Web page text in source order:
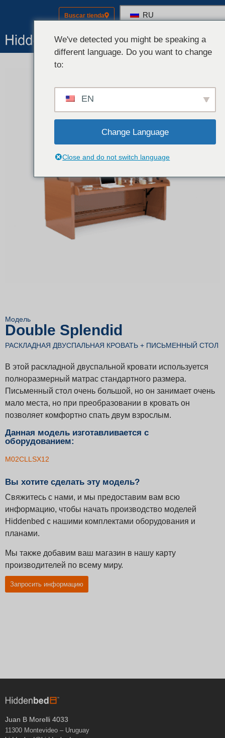
Buscar tienda RU
Модель
Double Splendid
РАСКЛАДНАЯ ДВУСПАЛЬНАЯ КРОВАТЬ + ПИСЬМЕННЫЙ СТОЛ
В этой раскладной двуспальной кровати используется
полноразмерный матрас стандартного размера.
Письменный стол очень большой, но он занимает очень
мало места, но при преобразовании в кровать он
позволяет комфортно спать двум взрослым.
Данная модель изготавливается с
оборудованием:
M02CLLSX12
Вы хотите сделать эту модель?
Свяжитесь с нами, и мы предоставим вам всю
информацию, чтобы начать производство моделей
Hiddenbed с нашими комплектами оборудования и
планами.
Мы также добавим ваш магазин в нашу карту
производителей по всему миру.
Запросить информацию
Juan B Morelli 4033
11300 Montevideo – Uruguay
We've detected you might be speaking a
different language. Do you want to change
to:
EN
Change Language
Close and do not switch language